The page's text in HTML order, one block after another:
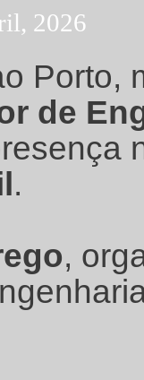
2026
Porto,
de
.
,